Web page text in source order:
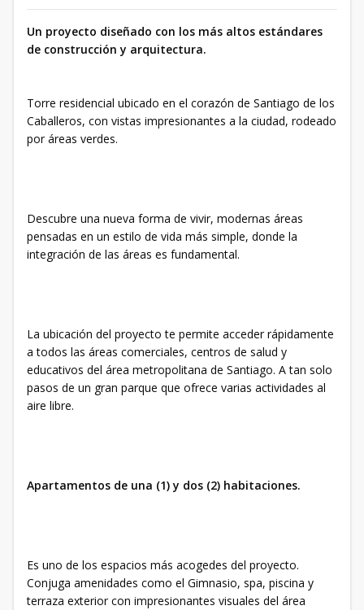
Un proyecto diseñado con los más altos estándares
de construcción y arquitectura.
Torre residencial ubicado en el corazón de Santiago de los
Caballeros, con vistas impresionantes a la ciudad, rodeado
por áreas verdes.
Descubre una nueva forma de vivir, modernas áreas
pensadas en un estilo de vida más simple, donde la
integración de las áreas es fundamental.
La ubicación del proyecto te permite acceder rápidamente
a todos las áreas comerciales, centros de salud y
educativos del área metropolitana de Santiago. A tan solo
pasos de un gran parque que ofrece varias actividades al
aire libre.
Apartamentos de una (1) y dos (2) habitaciones.
Es uno de los espacios más acogedes del proyecto.
Conjuga amenidades como el Gimnasio, spa, piscina y
terraza exterior con impresionantes visuales del área